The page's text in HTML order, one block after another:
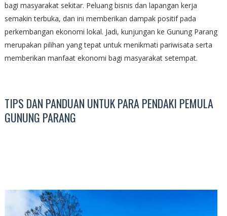
bagi masyarakat sekitar. Peluang bisnis dan lapangan kerja
semakin terbuka, dan ini memberikan dampak positif pada
perkembangan ekonomi lokal. Jadi, kunjungan ke Gunung Parang
merupakan pilihan yang tepat untuk menikmati pariwisata serta
memberikan manfaat ekonomi bagi masyarakat setempat.
TIPS DAN PANDUAN UNTUK PARA PENDAKI PEMULA
GUNUNG PARANG